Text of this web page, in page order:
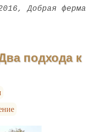
Добрая ферма
подхода к